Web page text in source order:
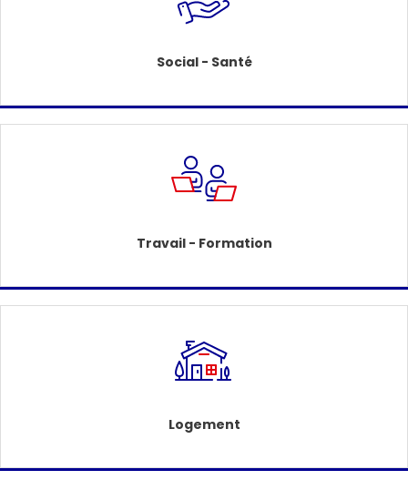
Social - Santé
Travail - Formation
Logement